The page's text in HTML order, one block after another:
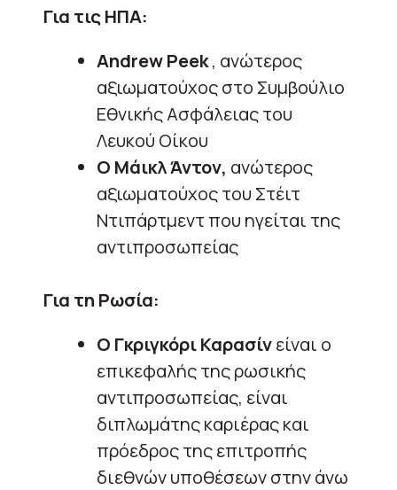
Για τις ΗΠΑ:
Andrew Peek, ανώτερος
αξιωματούχος στο Συμβούλιο
Εθνικής Ασφάλειας του
Λευκού Οίκου
Ο Μάικλ Άντον, ανώτερος
αξιωματούχος του Στέιτ
Ντιπάρτμεντ που ηγείται της
αντιπροσωπείας
Για τη Ρωσία:
Ο Γκριγκόρι Καρασίνείναι ο
επικεφαλής της ρωσικής
αντιπροσωπείας, είναι
διπλωμάτης καριέρας και
πρόεδρος της επιτροπής
διεθνών υποθέσεων στην άνω